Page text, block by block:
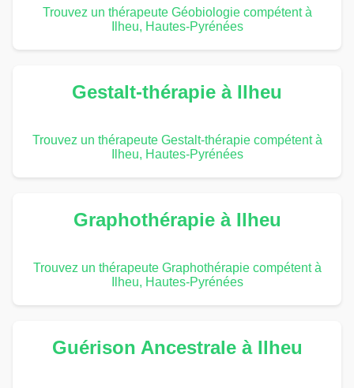
Trouvez un thérapeute Géobiologie compétent à
Ilheu, Hautes-Pyrénées
Gestalt-thérapie à Ilheu
Trouvez un thérapeute Gestalt-thérapie compétent à
Ilheu, Hautes-Pyrénées
Graphothérapie à Ilheu
Trouvez un thérapeute Graphothérapie compétent à
Ilheu, Hautes-Pyrénées
Guérison Ancestrale à Ilheu